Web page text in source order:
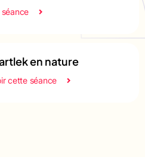
en nature
cette séance